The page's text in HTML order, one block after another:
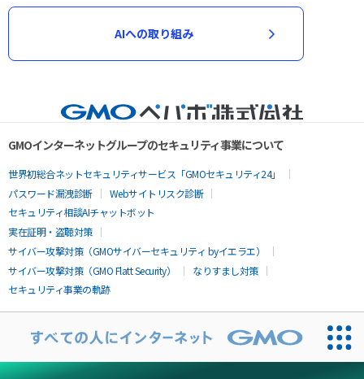
AIへの取り組み
GMOインターネットグループのセキュリティ事業について
世界初総合ネットセキュリティサービス「GMOセキュリティ24」
パスワード漏洩診断
Webサイトリスク診断
セキュリティ相談AIチャットボット
実在証明・盗聴対策
サイバー攻撃対策（GMOサイバーセキュリティ byイエラエ）
サイバー攻撃対策（GMO Flatt Security）
なりすまし対策
セキュリティ事業の軌跡